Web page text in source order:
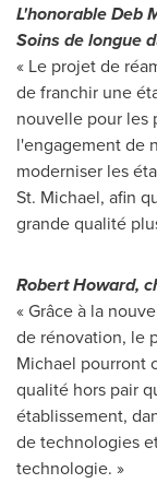
L'honorableDeb
Soins de longue
« Le projet de
de franchir une
nouvelle pour les
l'engagement de
moderniser les
St. Michael, afin
grande qualité
Robert Howard,
« Grâce à la
de rénovation, le
Michael pourront
qualité hors pair
établissement,
de technologies
technologie. »